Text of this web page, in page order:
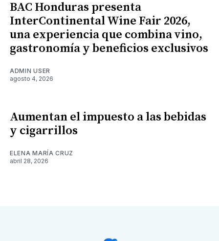
BAC Honduras presenta
InterContinental Wine Fair 2026,
una experiencia que combina vino,
gastronomía y beneficios exclusivos
ADMIN USER
agosto 4, 2026
Aumentan el impuesto a las bebidas
y cigarrillos
ELENA MARÍA CRUZ
abril 28, 2026